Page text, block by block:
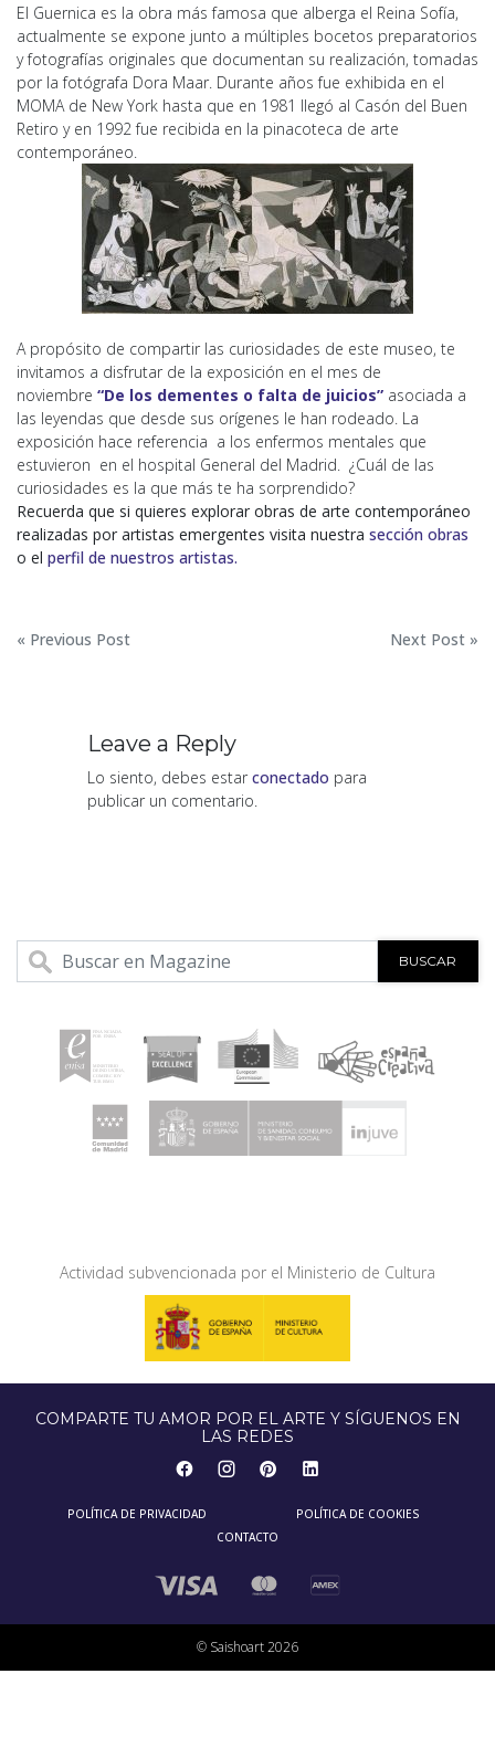
El Guernica es la obra más famosa que alberga el Reina Sofía,
actualmente se expone junto a múltiples bocetos preparatorios
y fotografías originales que documentan su realización, tomadas
por la fotógrafa Dora Maar. Durante años fue exhibida en el
MOMA de New York hasta que en 1981 llegó al Casón del Buen
Retiro y en 1992 fue recibida en la pinacoteca de arte
contemporáneo.
A propósito de compartir las curiosidades de este museo, te
invitamos a disfrutar de la exposición en el mes de
noviembre “De los dementes o falta de juicios” asociada a
las leyendas que desde sus orígenes le han rodeado. La
exposición hace referencia a los enfermos mentales que
estuvieron en el hospital General del Madrid. ¿Cuál de las
curiosidades es la que más te ha sorprendido?
Recuerda que si quieres explorar obras de arte contemporáneo
realizadas por artistas emergentes visita nuestra sección obras
o el perfil de nuestros artistas.
Navegación
entradas
« Previous Post Next Post »
Leave a Reply
Lo siento, debes estar conectado para
publicar un comentario.
BUSCAR
Actividad subvencionada por el Ministerio de Cultura
COMPARTE TU AMOR POR EL ARTE Y SÍGUENOS EN
LAS REDES
POLÍTICA DE PRIVACIDAD
POLÍTICA DE COOKIES
CONTACTO
© Saishoart 2026